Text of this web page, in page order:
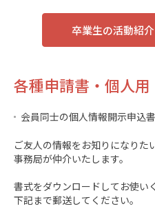
卒業生の活動紹
各種申請書・個人用
会員同士の個人情報開示申込書
ご友人の情報をお知りになりた
事務局が仲介いたします。
書式をダウンロードしてお使い
下記まで郵送してください。